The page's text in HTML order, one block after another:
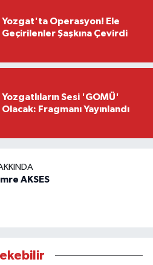
Yozgat'ta Operasyon! Ele
Geçirilenler Şaşkına Çevirdi
Yozgatlıların Sesi 'GOMÜ'
Olacak: Fragmanı Yayınlandı
AKSES